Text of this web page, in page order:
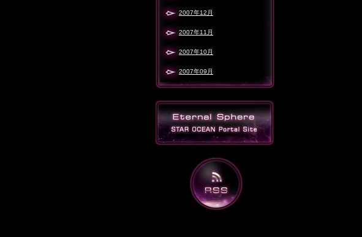
2007年12月
2007年11月
2007年10月
2007年09月